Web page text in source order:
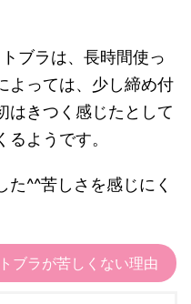
ブラは、長時間使っ
よっては、少し締め付
はきつく感じたとして
ようです。
^^苦しさを感じにく
ブラが苦しくない理由